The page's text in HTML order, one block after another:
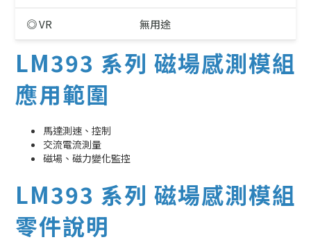
◎ VR 無用途
LM393 系列 磁場感測模組
應用範圍
馬達測速、控制
交流電流測量
磁場、磁力變化監控
LM393 系列 磁場感測模組
零件說明